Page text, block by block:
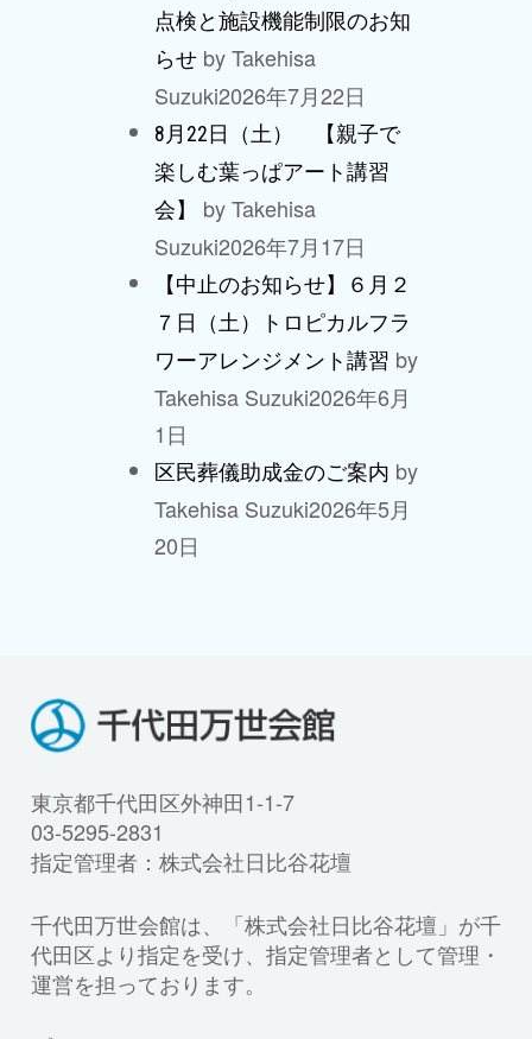
点検と施設機能制限のお知
らせ by Takehisa
Suzuki2026年7月22日
8月22日（土） 【親子で
楽しむ葉っぱアート講習
会】
by Takehisa
Suzuki2026年7月17日
【中止のお知らせ】６月２
７日（土）トロピカルフラ
ワーアレンジメント講習 by
Takehisa Suzuki2026年6月
1日
区民葬儀助成金のご案内 by
Takehisa Suzuki2026年5月
20日
東京都千代田区外神田1-1-7
03-5295-2831
指定管理者：株式会社日比谷花壇
千代田万世会館は、「株式会社日比谷花壇」が千
代田区より指定を受け、指定管理者として管理・
運営を担っております。